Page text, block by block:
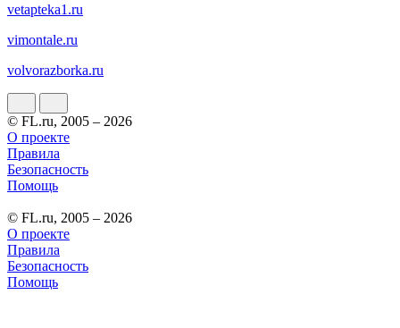
vetapteka1.ru
vimontale.ru
volvorazborka.ru
© FL.ru, 2005 – 2026
О проекте
Правила
Безопасность
Помощь
© FL.ru, 2005 – 2026
О проекте
Правила
Безопасность
Помощь